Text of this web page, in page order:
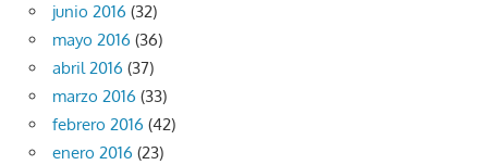
junio 2016 (32)
mayo 2016 (36)
abril 2016 (37)
marzo 2016 (33)
febrero 2016 (42)
enero 2016 (23)